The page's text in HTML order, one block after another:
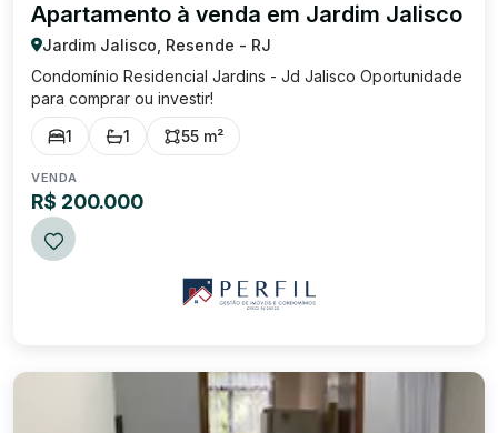
Apartamento à venda em Jardim Jalisco
Jardim Jalisco, Resende - RJ
Condomínio Residencial Jardins - Jd Jalisco Oportunidade
para comprar ou investir!
1
1 55 m²
VENDA
R$ 200.000